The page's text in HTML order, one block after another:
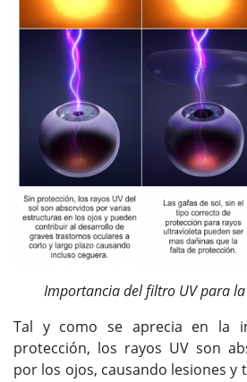
Importancia del filtro UV para
Tal y como se aprecia en la
protección, los rayos UV son
por los ojos, causando lesiones y